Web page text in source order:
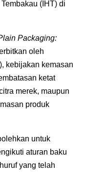
(IHT) di
Packaging:
oleh
kebijakan kemasan
ketat
merek, maupun
produk
untuk
aturan baku
yang telah